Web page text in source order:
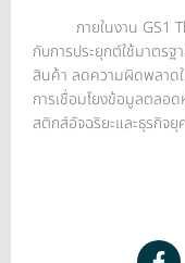
ภายในงาน GS1
กับการประยุกต์ใช้มาตร
สินค้า ลดความผิดพลาด
การเชื่อมโยงข้อมูลตลอ
สติกส์อัจฉริยะและธุรกิจ